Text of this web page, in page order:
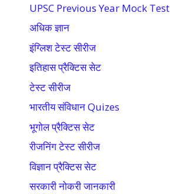
UPSC Previous Year Mock Test
अधिक ज्ञान
इंग्लिश टेस्ट सीरीज
इतिहास प्रैक्टिस सेट
टेस्ट सीरीज
भारतीय संविधान Quizes
भूगोल प्रैक्टिस सेट
रीजनिंग टेस्ट सीरीज
विज्ञान प्रैक्टिस सेट
सरकारी नोकरी जानकारी